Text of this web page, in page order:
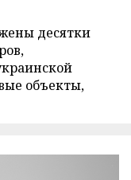
десятки
объекты,